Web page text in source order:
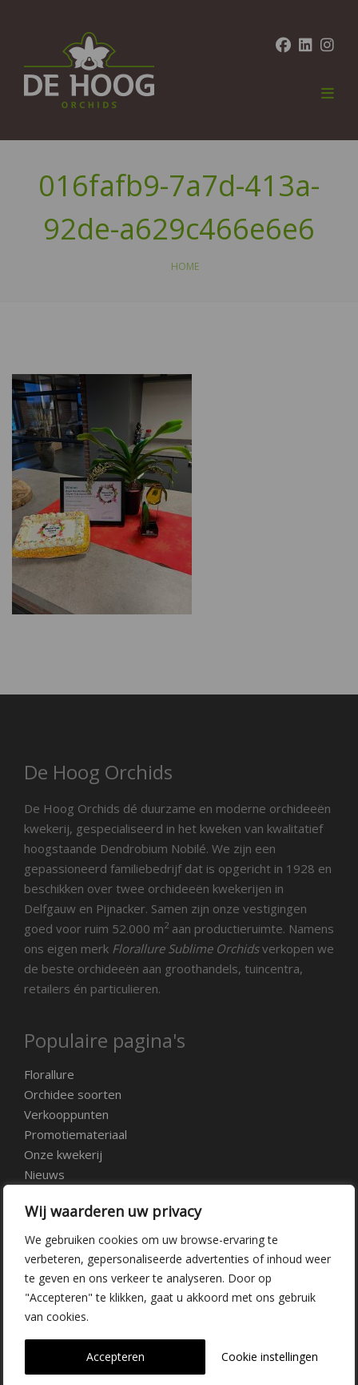
Wij waarderen uw privacy
We gebruiken cookies om uw browse-ervaring te
verbeteren, gepersonaliseerde advertenties of inhoud weer
te geven en ons verkeer te analyseren. Door op
"Accepteren" te klikken, gaat u akkoord met ons gebruik
van cookies.
Cookie instellingen
Accepteren
016fafb9-7a7d-413a-
92de-a629c466e6e6
HOME
De Hoog Orchids
De Hoog Orchids dé duurzame en moderne orchideeën
kwekerij, gespecialiseerd in het kweken van kwalitatief
hoogstaande Dendrobium Nobilé. We zijn een
gepassioneerd familiebedrijf dat is opgericht in 1928 en
beschikken over twee orchideeën kwekerijen in
Delfgauw en Pijnacker. Samen zijn onze vestigingen
goed voor ruim 52.000 m2 aan productieruimte. Namens
ons eigen merk Florallure Sublime Orchidsverkopen we
de beste orchideeën aan groothandels, tuincentra,
retailers én particulieren.
Populaire pagina's
Florallure
Orchidee soorten
Verkooppunten
Promotiemateriaal
Onze kwekerij
Nieuws
Veelgestelde vragen
Vacatures
Contact
Kwekerij Delfgauw
Vrederustlaan 10